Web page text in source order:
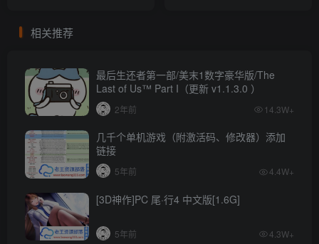
相关推荐
最后生还者第一部/美末1数字豪华版/The
Last of Us™ Part I（更新 v1.1.3.0 ）
2年前 14.3W+
几千个单机游戏（附激活码、修改器）添加
链接
5年前 4.4W+
[3D神作]PC 尾·行4 中文版[1.6G]
5年前 4.3W+